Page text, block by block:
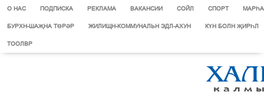
О НАС ПОДПИСКА РЕКЛАМА ВАКАНСИИ СОЙЛ СПОРТ
БУРХН-ШАҖНА ТӨРӘР ЖИЛИЩН-КОММУНАЛЬН ЭДЛ-АХУН КҮН БОЛН ҖИРҺЛ
ТООЛВР